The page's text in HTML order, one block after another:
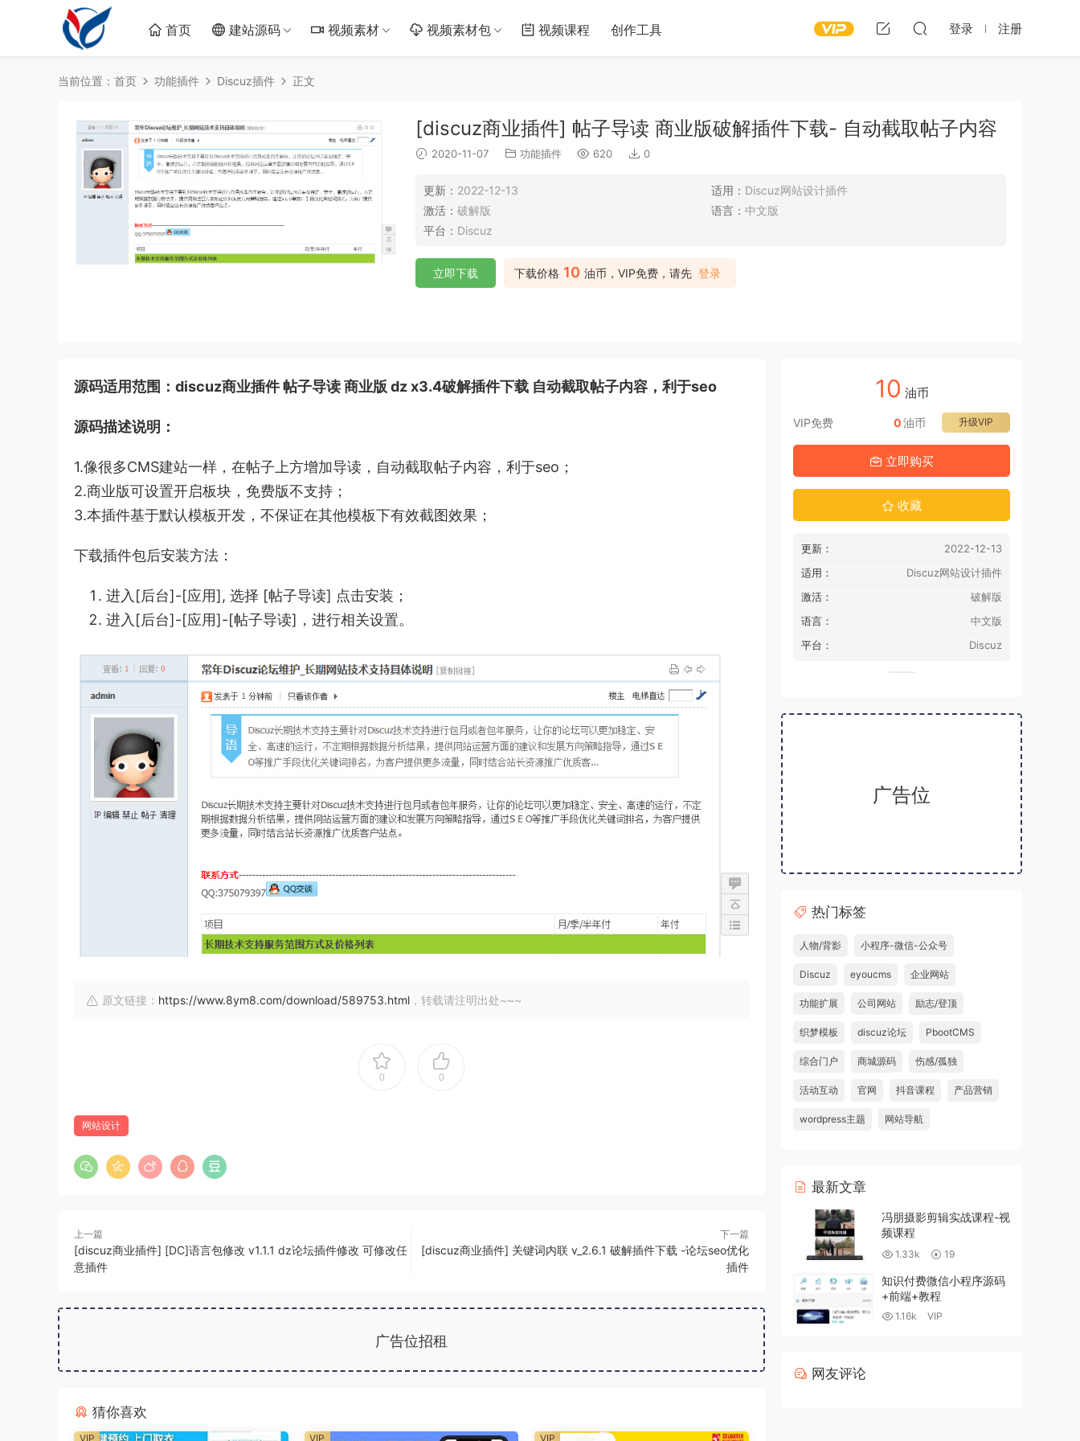
首页 建站源码 视频素材 视频素材包 视频课程 创作工具 登录 注册
当前位置： 首页 功能插件 Discuz插件 正文
[discuz商业插件] 帖子导读 商业版破解插件下载- 自动截取帖子内容
2020-11-07 功能插件 620 0
更新： 2022-12-13 适用： Discuz网站设计插件
激活： 破解版 语言： 中文版
平台： Discuz
下载价格 10 油币，VIP免费，请先 登录
立即下载
源码适用范围：discuz商业插件 帖子导读 商业版 dz x3.4破解插件下载 自动截取帖子内容，利于seo
源码描述说明：
1.像很多CMS建站一样，在帖子上方增加导读，自动截取帖子内容，利于seo；
2.商业版可设置开启板块，免费版不支持；
3.本插件基于默认模板开发，不保证在其他模板下有效截图效果；
下载插件包后安装方法：
进入[后台]-[应用], 选择 [帖子导读] 点击安装；
进入[后台]-[应用]-[帖子导读]，进行相关设置。
原文链接： https://www.8ym8.com/download/589753.html ，转载请注明出处~~~
0 0
网站设计
上一篇
[discuz商业插件] [DC]语言包修改 v1.1.1 dz论坛插件修改 可修改任
意插件
下一篇
[discuz商业插件] 关键词内联 v_2.6.1 破解插件下载 -论坛seo优化
插件
广告位招租
猜你喜欢
VIP VIP VIP
10 油币
VIP免费 升级VIP
0油币
立即购买
收藏
更新：
2022-12-13
适用：
Discuz网站设计插件
激活：
破解版
语言：
中文版
平台：
Discuz
广告位
热门标签
人物/背影 小程序-微信-公众号
Discuz eyoucms 企业网站
功能扩展 公司网站 励志/登顶
织梦模板 discuz论坛 PbootCMS
综合门户 商城源码 伤感/孤独
活动互动 官网 抖音课程 产品营销
wordpress主题 网站导航
最新文章
冯朋摄影剪辑实战课程-视
频课程
1.33k 19
知识付费微信小程序源码
+前端+教程
1.16k VIP
网友评论